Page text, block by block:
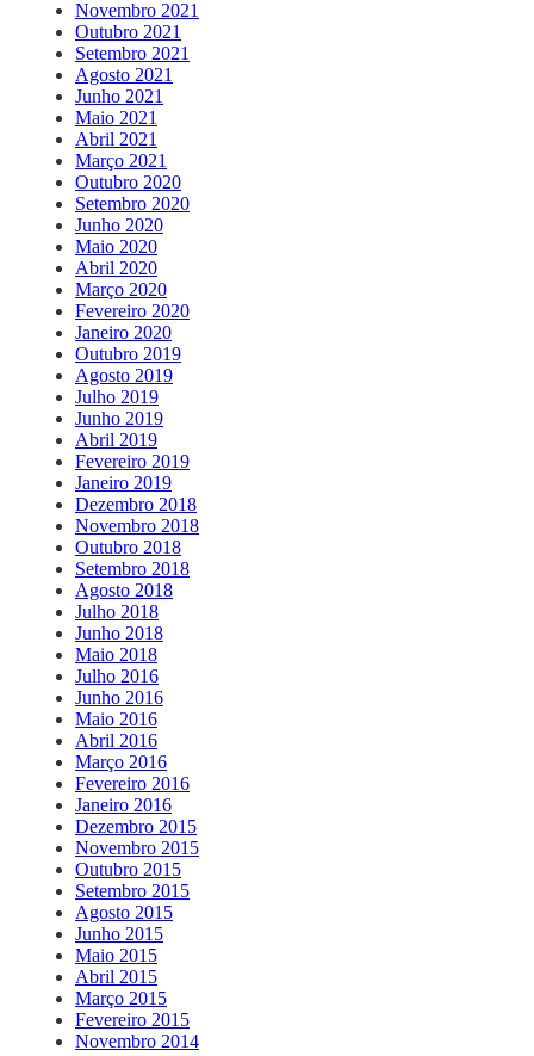
Novembro 2021
Outubro 2021
Setembro 2021
Agosto 2021
Junho 2021
Maio 2021
Abril 2021
Março 2021
Outubro 2020
Setembro 2020
Junho 2020
Maio 2020
Abril 2020
Março 2020
Fevereiro 2020
Janeiro 2020
Outubro 2019
Agosto 2019
Julho 2019
Junho 2019
Abril 2019
Fevereiro 2019
Janeiro 2019
Dezembro 2018
Novembro 2018
Outubro 2018
Setembro 2018
Agosto 2018
Julho 2018
Junho 2018
Maio 2018
Julho 2016
Junho 2016
Maio 2016
Abril 2016
Março 2016
Fevereiro 2016
Janeiro 2016
Dezembro 2015
Novembro 2015
Outubro 2015
Setembro 2015
Agosto 2015
Junho 2015
Maio 2015
Abril 2015
Março 2015
Fevereiro 2015
Novembro 2014